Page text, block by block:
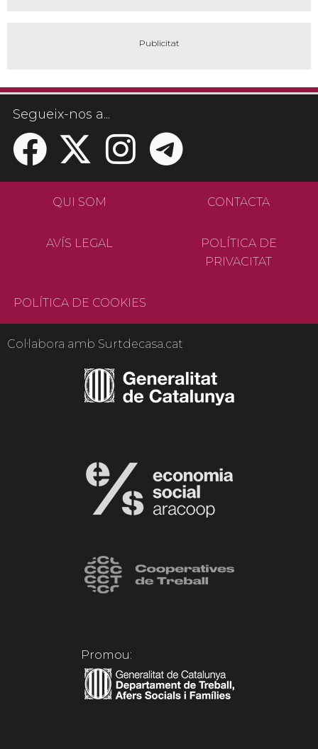
Segueix-nos a...
QUI SOM CONTACTA
AVÍS LEGAL
POLÍTICA DE
PRIVACITAT
POLÍTICA DE COOKIES
Col·labora amb Surtdecasa.cat
Promou: